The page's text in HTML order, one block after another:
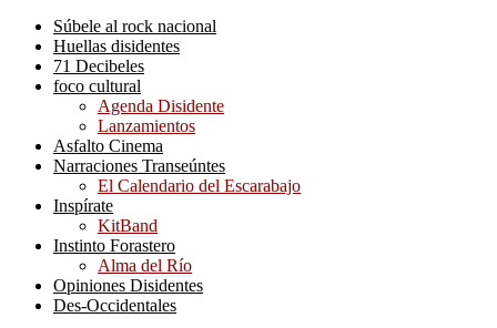
Súbele al rock nacional
Huellas disidentes
71 Decibeles
foco cultural
Agenda Disidente
Lanzamientos
Asfalto Cinema
Narraciones Transeúntes
El Calendario del Escarabajo
Inspírate
KitBand
Instinto Forastero
Alma del Río
Opiniones Disidentes
Des-Occidentales